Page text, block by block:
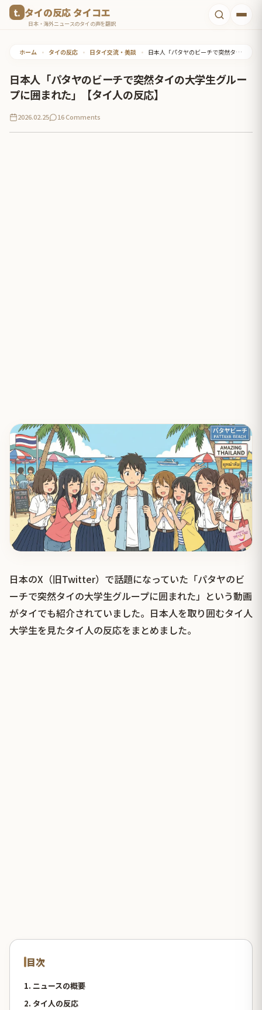
タイの反応 タイコエ
日本・海外ニュースのタイの声を翻訳
ホーム • タイの反応 • 日タイ交流・美談 • 日本人「パタヤのビーチで突然タイの大学生グループに囲まれた」【タイ人の反応】
日本人「パタヤのビーチで突然タイの大学生グルー
プに囲まれた」【タイ人の反応】
2026.02.25 16 Comments
日本のX（旧Twitter）で話題になっていた「パタヤのビ
ーチで突然タイの大学生グループに囲まれた」という動画
がタイでも紹介されていました。日本人を取り囲むタイ人
大学生を見たタイ人の反応をまとめました。
目次
1. ニュースの概要
2. タイ人の反応